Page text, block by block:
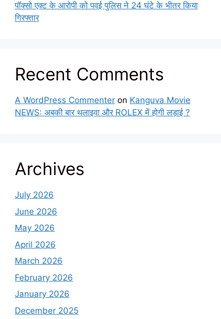
पॉक्सो एक्ट के आरोपी को पवई पुलिस ने 24 घंटे के भीतर किया
गिरफ्तार
Recent Comments
A WordPress Commenter on Kanguva Movie
NEWS: अबकी बार थलाइवा और ROLEX में होगी लड़ाई ?
Archives
July 2026
June 2026
May 2026
April 2026
March 2026
February 2026
January 2026
December 2025